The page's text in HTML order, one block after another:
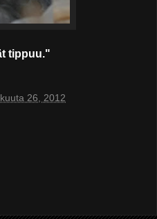
tippuu."
26, 2012